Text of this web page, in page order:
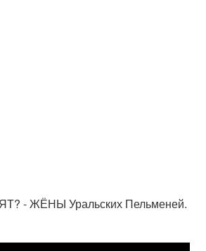
- ЖЁНЫ Уральских Пельменей.